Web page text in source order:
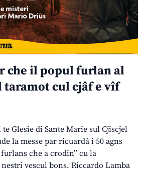
che il popul furlan al
cul cjâf e vîf
Glesie di Sante Marie sul Cjiscjel
la messe par ricuardâ i 50 agns
che a crodin” cu la
vescul bons. Riccardo Lamba